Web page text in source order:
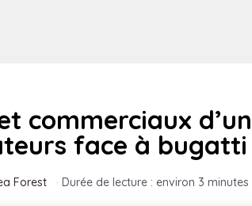
commerciaux
face à bugatti
Forest · Durée de lecture : environ 3 minutes